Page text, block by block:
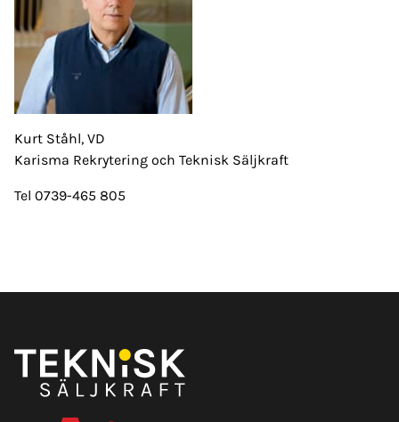
Kurt Ståhl, VD
Karisma Rekrytering och Teknisk Säljkraft
Tel 0739-465 805